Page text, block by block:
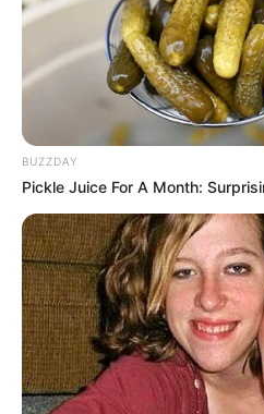
Hindari dari tempat yang terkena
dan pisahkan dari kandang hewan
kandang anjing ataupun kucing.
3. Memeriksa secara rutin
BUZZDAY
Pickle Juice For A Month: